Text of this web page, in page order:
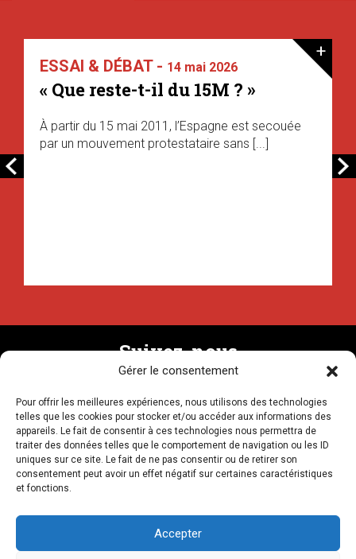
Gérer le consentement
Pour offrir les meilleures expériences, nous utilisons des technologies
telles que les cookies pour stocker et/ou accéder aux informations des
appareils. Le fait de consentir à ces technologies nous permettra de
traiter des données telles que le comportement de navigation ou les ID
uniques sur ce site. Le fait de ne pas consentir ou de retirer son
consentement peut avoir un effet négatif sur certaines caractéristiques
et fonctions.
Accepter
ESSAI & DÉBAT - 14 mai 2026
« Que reste-t-il du 15M ? »
À partir du 15 mai 2011, l’Espagne est secouée
par un mouvement protestataire sans [...]
+
Suivez-nous
Recevez la newsletter